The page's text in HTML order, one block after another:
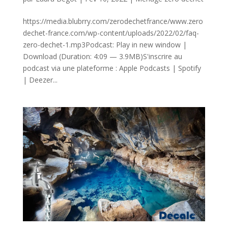
https://media.blubrry.com/zerodechetfrance/www.zero
dechet-france.com/wp-content/uploads/2022/02/faq-
zero-dechet-1.mp3Podcast: Play in new window |
Download (Duration: 4:09 — 3.9MB)S'inscrire au
podcast via une plateforme : Apple Podcasts | Spotify
| Deezer...